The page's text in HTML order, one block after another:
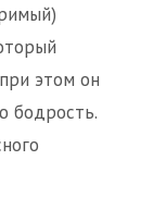
этом он
бодрость.